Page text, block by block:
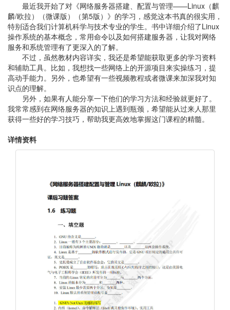
最近我开始了对《网络服务器搭建、配置与管理——Linux（麒
麟/欧拉）（微课版）（第5版）》的学习，感觉这本书真的很实用，
特别适合我们计算机科学与技术专业的学生。书中详细介绍了Linux
操作系统的基本概念，常用命令以及如何搭建服务器，让我对网络
服务和系统管理有了更深入的了解。
不过，虽然教材内容详实，我还是希望能获取更多的学习资料
和辅助工具。比如，我想找一些网络上的开源项目来实操练习，提
高动手能力。另外，也希望有一些视频教程或者微课来加深我对知
识点的理解。
另外，如果有人能分享一下他们的学习方法和经验就更好了。
我常常感到在网络服务器的知识上遇到瓶颈，希望能从过来人那里
获得一些好的学习技巧，帮助我更高效地掌握这门课程的精髓。
详情资料